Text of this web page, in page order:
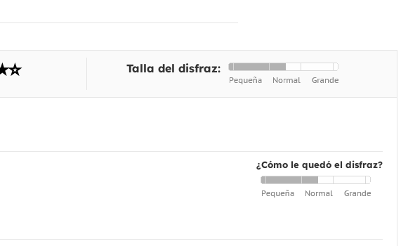
Talla del disfraz:
¿Cómo le quedó el disfraz?